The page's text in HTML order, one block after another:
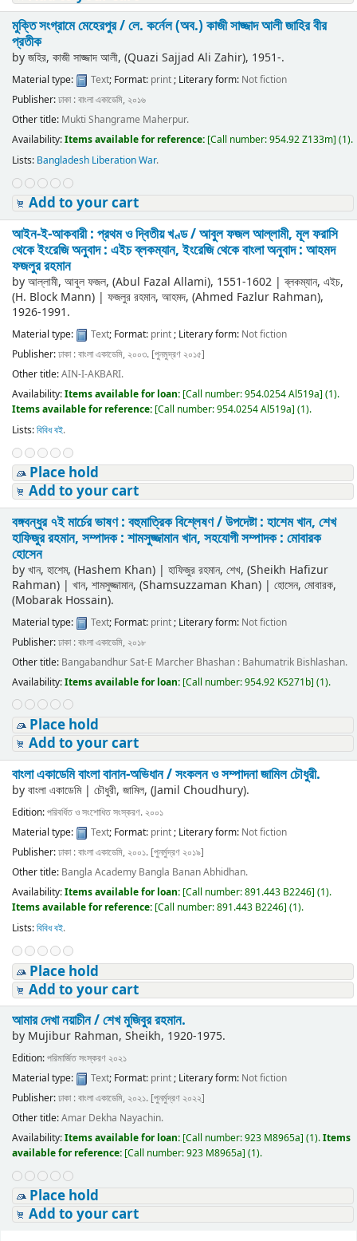
মুক্তি সংগ্রামে মেহেরপুর /লে. কর্নেল (অব.) কাজী সাজ্জাদ আলী জাহির বীর
প্রতীক
byজহির, কাজী সাজ্জাদ আলী, (Quazi Sajjad Ali Zahir), 1951-.
Material type: Text; Format: print; Literary form: Not fiction
Publisher:ঢাকা : বাংলা একাডেমি, ২০১৬
Other title: Mukti Shangrame Maherpur.
Availability:Items available for reference: [Call number:954.92 Z133m] (1).
Lists: Bangladesh Liberation War.
Add to your cart
আইন-ই-আকবারী : প্রথম ও দ্বিতীয় খণ্ড /আবুল ফজল আল্লামী, মূল ফরাসি
থেকে ইংরেজি অনুবাদ : এইচ ব্লকম্যান, ইংরেজি থেকে বাংলা অনুবাদ : আহমদ
ফজলুর রহমান
byআল্লামী, আবুল ফজল, (Abul Fazal Allami), 1551-1602|ব্লকম্যান, এইচ,
(H. Block Mann)| ফজলুর রহমান, আহমদ, (Ahmed Fazlur Rahman),
1926-1991.
Material type: Text; Format: print; Literary form: Not fiction
Publisher:ঢাকা : বাংলা একাডেমি, ২০০৩. [পুনমুদ্রণ ২০১৫]
Other title:AIN-I-AKBARI.
Availability:Items available for loan: [Call number:954.0254 Al519a] (1).
Items available for reference: [Call number:954.0254 Al519a] (1).
Lists:বিবিধ বই.
Place hold
Add to your cart
বঙ্গবন্ধুর ৭ই মার্চের ভাষণ : বহুমাত্রিক বিশ্লেষণ /উপদেষ্টা : হাশেম খান, শেখ
হাফিজুর রহমান, সম্পাদক : শামসুজ্জামান খান, সহযোগী সম্পাদক : মোবারক
হোসেন
byখান, হাশেম, (Hashem Khan)| হাফিজুর রহমান, শেখ, (Sheikh Hafizur
Rahman)| খান, শামসুজ্জামান, (Shamsuzzaman Khan)| হোসেন, মোবারক,
(Mobarak Hossain).
Material type: Text; Format: print; Literary form: Not fiction
Publisher:ঢাকা : বাংলা একাডেমি, ২০১৮
Other title: Bangabandhur Sat-E Marcher Bhashan : Bahumatrik Bishlashan.
Availability:Items available for loan: [Call number:954.92 K5271b] (1).
Place hold
Add to your cart
বাংলা একাডেমি বাংলা বানান-অভিধান /সংকলন ও সম্পাদনা জামিল চৌধুরী.
byবাংলা একাডেমি| চৌধুরী, জামিল, (Jamil Choudhury).
Edition:পরিবর্ধিত ও সংশোধিত সংস্করণ. ২০০১
Material type:
Text; Format: print; Literary form: Not fiction
Publisher:ঢাকা : বাংলা একাডেমি, ২০০১. [পুনর্মুদ্রণ ২০১৯]
Other title: Bangla Academy Bangla Banan Abhidhan.
Availability:Items available for loan: [Call number:891.443 B2246] (1).
Items available for reference: [Call number:891.443 B2246] (1).
Lists:বিবিধ বই.
Place hold
Add to your cart
আমার দেখা নয়াচীন /শেখ মুজিবুর রহমান.
by Mujibur Rahman, Sheikh, 1920-1975.
Edition:পরিমার্জিত সংস্করণ ২০২১
Material type:
Text; Format: print; Literary form: Not fiction
Publisher:ঢাকা : বাংলা একাডেমি, ২০২১. [পুনর্মুদ্রণ ২০২২]
Other title:Amar Dekha Nayachin.
Availability:Items available for loan: [Call number:923 M8965a] (1).Items
available for reference: [Call number:923 M8965a] (1).
Place hold
Add to your cart